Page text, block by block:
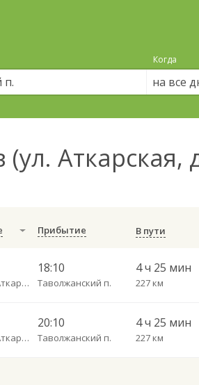
Когда
на все
(ул. Аткарская,
Прибытие В пути
Саратов (ул. Аткарская, дом 66 А)
18:10
Таволжанский п.
4 ч 25 мин
227 км
Саратов (ул. Аткарская, дом 66 А)
20:10
Таволжанский п.
4 ч 25 мин
227 км